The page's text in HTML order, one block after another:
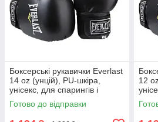
Боксерські рукавички Everlast
14 oz (унцій), PU-шкіра,
унісекс, для спарингів і
тренувань ,Чорний (EF-0370-
14)
Готово до відправки
12
12)